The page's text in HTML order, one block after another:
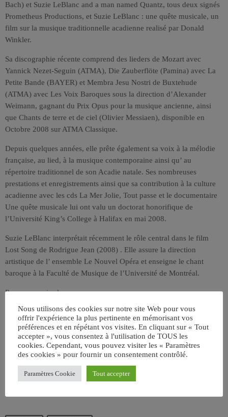
Bach) et Suzie LeBlanc and a man named Quantz, tous deux signés
Prometheus Productions, et Suzie LeBlanc : une quête musicale, un
film sur la musique traditionnelle acadienne realisé par Donald
Winkler.
Sa discographie récente comprend des lieders de Mozart avec
Yannick Nezet-Seguin (ATMA), Die Zauberflöte (Pamina) avec La
Petite Bande (BAYER) et Membra Jesu Nostri de Buxtehude
(ATMA) avec Les Voix Baroques sous la direction d’Alexander
Weimann, gagnant du Prix Opus pour la musique ancienne, ainsi
que Chants de terre et de ciel (Olivier Messiaen), disponible en
Octobre 2008 sur ATMA Classique.
Depuis quelques années, elle prête également sa voix à la mélodie
française, au lied, à la musique contemporaine ainsi qu’ au
répertoire traditionnel de son Acadie natale. Ses nombreuses
prestations et enregistrements ainsi que sa contribution à la culture
acadienne avec les cds La Mer Jolie, Tout passe et le documentaire
Une quête musicale lui ont valu un doctorat honorifique de
l’Université King’s College à Halifax en mai 2008.
Suzie LeBlanc interprétait récemment le rôle central dans le film
Lost Song de Rodrigue Jean (2008) . Elle assure la direction
artistique de l’ ensemble Le Nouvel Opéra et enseigne le chant
baroque à la Faculté de Musique de l’Université de Montréal.
Pour en savoir plus
ÉCRIT PAR:
Nous utilisons des cookies sur notre site Web pour vous
offrir l'expérience la plus pertinente en mémorisant vos
préférences et en répétant vos visites. En cliquant sur « Tout
accepter », vous consentez à l'utilisation de TOUS les
cookies. Cependant, vous pouvez visiter les « Paramètres
des cookies » pour fournir un consentement contrôlé.
Paramètres Cookie Tout accepter